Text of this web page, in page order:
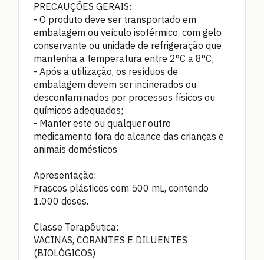
PRECAUÇÕES GERAIS:
- O produto deve ser transportado em
embalagem ou veículo isotérmico, com gelo
conservante ou unidade de refrigeração que
mantenha a temperatura entre 2°C a 8°C;
- Após a utilização, os resíduos de
embalagem devem ser incinerados ou
descontaminados por processos físicos ou
químicos adequados;
- Manter este ou qualquer outro
medicamento fora do alcance das crianças e
animais domésticos.
Apresentação:
Frascos plásticos com 500 mL, contendo
1.000 doses.
Classe Terapêutica:
VACINAS, CORANTES E DILUENTES
(BIOLÓGICOS)